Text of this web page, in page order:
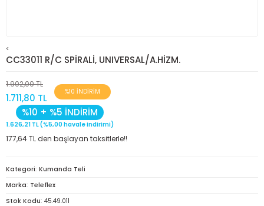
<
CC33011 R/C SPİRALİ, UNIVERSAL/A.HİZM.
1.902,00 TL
1.711,80 TL
%10 İNDİRİM
%10 + %5 İNDİRİM
1.626,21 TL (%5,00 havale indirimi)
177,64 TL den başlayan taksitlerle!!
Kategori Kumanda Teli
Marka Teleflex
Stok Kodu 45.49.011